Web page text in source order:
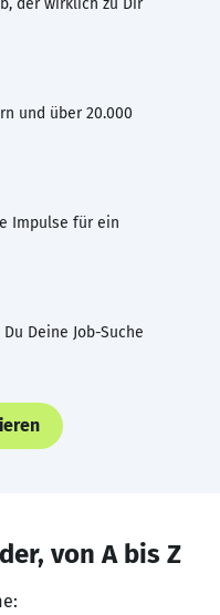
und über 20.000
Impulse für ein
Deine Job-Suche
von A bis Z